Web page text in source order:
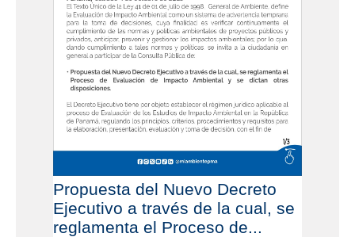
Propuesta del Nuevo Decreto
Ejecutivo a través de la cual, se
reglamenta el Proceso de...